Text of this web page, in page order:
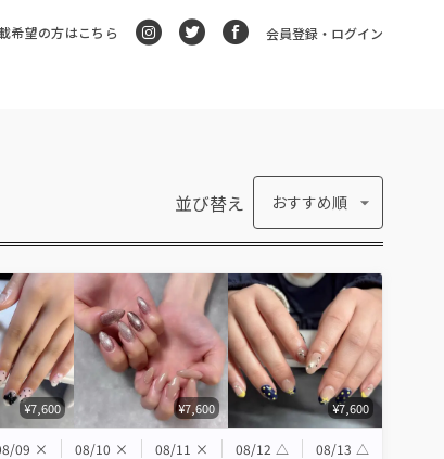
希望の方はこちら 会員登録・ログイン
並び替え おすすめ順
¥7,600 ¥7,600 ¥7,600
09 × 08/10 × 08/11 × 08/12 △ 08/13 △